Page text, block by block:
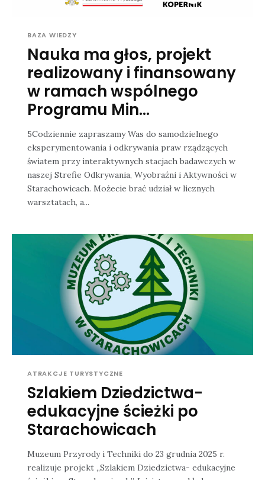
BAZA WIEDZY
Nauka ma głos, projekt
realizowany i finansowany
w ramach wspólnego
Programu Min...
5Codziennie zapraszamy Was do samodzielnego
eksperymentowania i odkrywania praw rządzących
światem przy interaktywnych stacjach badawczych w
naszej Strefie Odkrywania, Wyobraźni i Aktywności w
Starachowicach. Możecie brać udział w licznych
warsztatach, a...
ATRAKCJE TURYSTYCZNE
Szlakiem Dziedzictwa-
edukacyjne ścieżki po
Starachowicach
Muzeum Przyrody i Techniki do 23 grudnia 2025 r.
realizuje projekt „Szlakiem Dziedzictwa- edukacyjne